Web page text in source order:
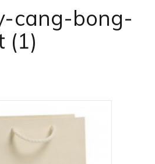
cang-bong-
(1)